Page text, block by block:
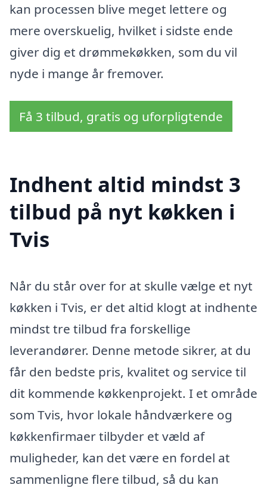
kan processen blive meget lettere og
mere overskuelig, hvilket i sidste ende
giver dig et drømmekøkken, som du vil
nyde i mange år fremover.
Få 3 tilbud, gratis og uforpligtende
Indhent altid mindst 3
tilbud på nyt køkken i
Tvis
Når du står over for at skulle vælge et nyt
køkken i Tvis, er det altid klogt at indhente
mindst tre tilbud fra forskellige
leverandører. Denne metode sikrer, at du
får den bedste pris, kvalitet og service til
dit kommende køkkenprojekt. I et område
som Tvis, hvor lokale håndværkere og
køkkenfirmaer tilbyder et væld af
muligheder, kan det være en fordel at
sammenligne flere tilbud, så du kan